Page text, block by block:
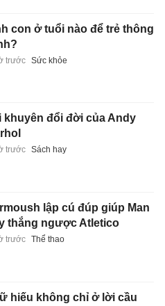
con ở tuổi nào để trẻ thông
trước Sức khỏe
khuyên đổi đời của Andy
trước Sách hay
lập cú đúp giúp Man
thắng ngược Atletico
trước Thể thao
hiếu không chỉ ở lời cầu